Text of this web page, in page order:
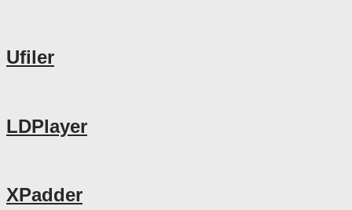
Ufiler
LDPlayer
XPadder